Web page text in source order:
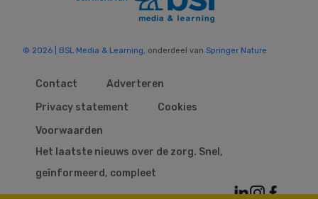
© 2026 | BSL Media & Learning, onderdeel van Springer Nature
Contact
Adverteren
Privacy statement
Cookies
Voorwaarden
Het laatste nieuws over de zorg. Snel,
geïnformeerd, compleet